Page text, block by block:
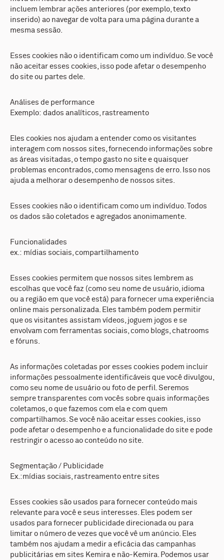
incluem lembrar ações anteriores (por exemplo, texto
inserido) ao navegar de volta para uma página durante a
mesma sessão.
Esses cookies não o identificam como um indivíduo. Se você
não aceitar esses cookies, isso pode afetar o desempenho
do site ou partes dele.
Análises de performance
Exemplo: dados analíticos, rastreamento
Eles cookies nos ajudam a entender como os visitantes
interagem com nossos sites, fornecendo informações sobre
as áreas visitadas, o tempo gasto no site e quaisquer
problemas encontrados, como mensagens de erro. Isso nos
ajuda a melhorar o desempenho de nossos sites.
Esses cookies não o identificam como um indivíduo. Todos
os dados são coletados e agregados anonimamente.
Funcionalidades
ex.: mídias sociais, compartilhamento
Esses cookies permitem que nossos sites lembrem as
escolhas que você faz (como seu nome de usuário, idioma
ou a região em que você está) para fornecer uma experiência
online mais personalizada. Eles também podem permitir
que os visitantes assistam vídeos, joguem jogos e se
envolvam com ferramentas sociais, como blogs, chatrooms
e fóruns.
As informações coletadas por esses cookies podem incluir
informações pessoalmente identificáveis que você divulgou,
como seu nome de usuário ou foto de perfil. Seremos
sempre transparentes com vocês sobre quais informações
coletamos, o que fazemos com ela e com quem
compartilhamos. Se você não aceitar esses cookies, isso
pode afetar o desempenho e a funcionalidade do site e pode
restringir o acesso ao conteúdo no site.
Segmentação / Publicidade
Ex.:mídias sociais, rastreamento entre sites
Esses cookies são usados para fornecer conteúdo mais
relevante para você e seus interesses. Eles podem ser
usados para fornecer publicidade direcionada ou para
limitar o número de vezes que você vê um anúncio. Eles
também nos ajudam a medir a eficácia das campanhas
publicitárias em sites Kemira e não-Kemira. Podemos usar